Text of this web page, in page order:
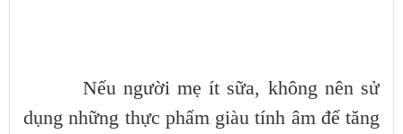
Nếu người mẹ ít sữa, không nên sử
dụng những thực phẩm giàu tính âm để tăng